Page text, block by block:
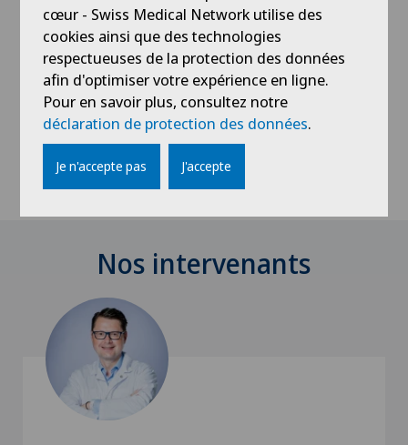
Adresse
Centre Médical Montchoisi 35
Avenue de Montchoisi 35
1006 Lausanne
Nos intervenants
cœur - Swiss Medical Network utilise des
cookies ainsi que des technologies
respectueuses de la protection des données
afin d'optimiser votre expérience en ligne.
Pour en savoir plus, consultez notre
déclaration de protection des données.
Je n'accepte pas J'accepte